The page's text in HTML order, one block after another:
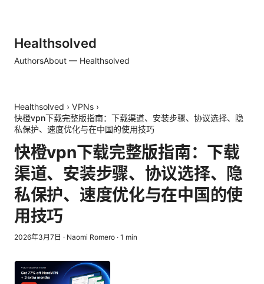
Healthsolved
AuthorsAbout — Healthsolved
Healthsolved › VPNs ›
快橙vpn下载完整版指南：下载渠道、安装步骤、协议选择、隐
私保护、速度优化与在中国的使用技巧
快橙vpn下载完整版指南：下载
渠道、安装步骤、协议选择、隐
私保护、速度优化与在中国的使
用技巧
2026年3月7日 · Naomi Romero · 1 min